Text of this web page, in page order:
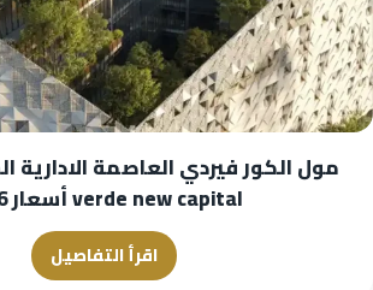
verde new capital أسعار 2026
اقرأ التفاصيل